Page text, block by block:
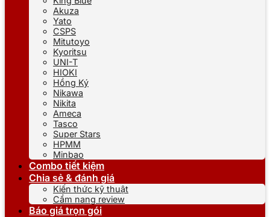
Akuza
Yato
CSPS
Mitutoyo
Kyoritsu
UNI-T
HIOKI
Hồng Ký
Nikawa
Nikita
Ameca
Tasco
Super Stars
HPMM
Minbao
Combo tiết kiệm
Chia sẻ & đánh giá
Kiến thức kỹ thuật
Cẩm nang review
Báo giá trọn gói